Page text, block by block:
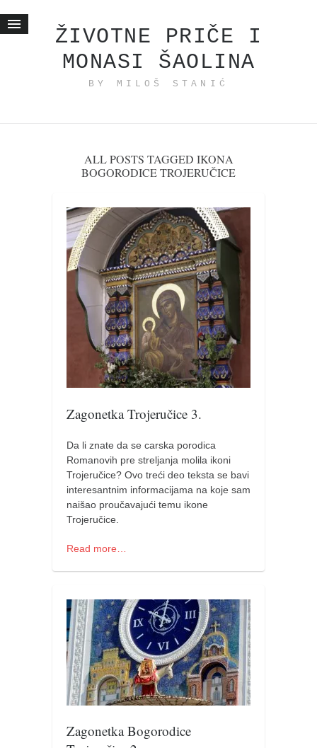
ŽIVOTNE PRIČE I
MONASI ŠAOLINA
BY MILOŠ STANIĆ
Životne priče
ishranom do zdravlja
moj haiku
momenti i mesta
bonus sadržaj
Svetlopis
zakonopravilo
duhovni otac
pravoslavlje
zabranjena istorija
porodične priče
umesto tvitera
azbuki i knjige
Okinava karate
najnovije na blogu
istorija karatea
kihon
naihanchi
kushanku
passai
ALL POSTS TAGGED IKONA
BOGORODICE TROJERUČICE
Zagonetka Trojeručice 3.
Da li znate da se carska porodica
Romanovih pre streljanja molila ikoni
Trojeručice? Ovo treći deo teksta se bavi
interesantnim informacijama na koje sam
naišao proučavajući temu ikone
Trojeručice.
Read more…
Zagonetka Bogorodice